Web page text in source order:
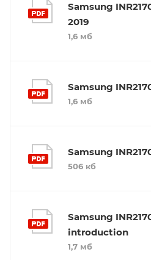
Samsung
2019
1,6 мб
Samsung
1,6 мб
Samsung
506 кб
Samsung
introduction
1,7 мб